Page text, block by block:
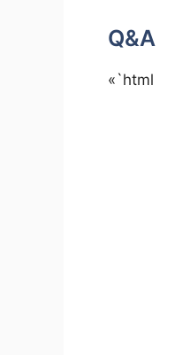
Q&A
«`html